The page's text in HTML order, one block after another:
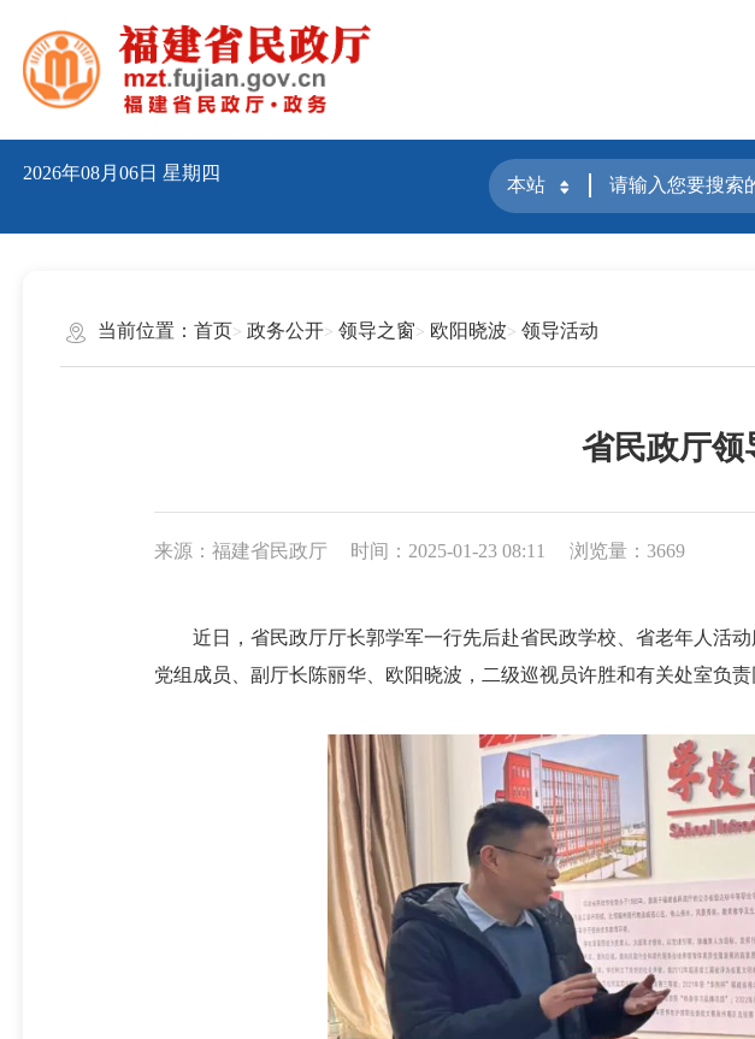
2026年08月06日 星期四
当前位置： 首页 政务公开 领导之窗 欧阳晓波 领导活动
省民政厅领
来源：福建省民政厅 时间：2025-01-23 08:11 浏览量：3669
近日，省民政厅厅长郭学军一行先后赴省民政学校、省老年人活动
党组成员、副厅长陈丽华、欧阳晓波，二级巡视员许胜和有关处室负责